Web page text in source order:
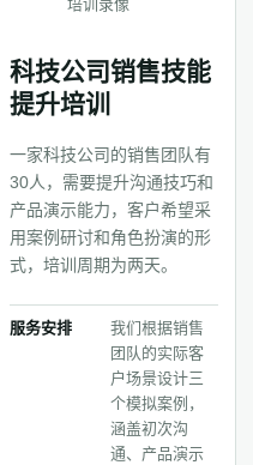
培训录像
科技公司销售技能
提升培训
一家科技公司的销售团队有
30人，需要提升沟通技巧和
产品演示能力，客户希望采
用案例研讨和角色扮演的形
式，培训周期为两天。
服务安排
我们根据销售
团队的实际客
户场景设计三
个模拟案例，
涵盖初次沟
通、产品演示